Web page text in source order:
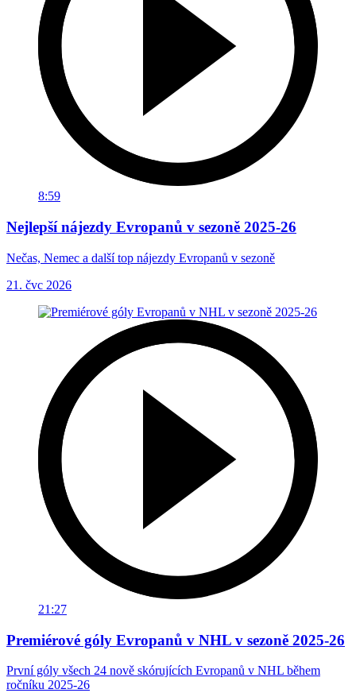
8:59
Nejlepší nájezdy Evropanů v sezoně 2025-26
Nečas, Nemec a další top nájezdy Evropanů v sezoně
21. čvc 2026
21:27
Premiérové góly Evropanů v NHL v sezoně 2025-26
První góly všech 24 nově skórujících Evropanů v NHL během
ročníku 2025-26